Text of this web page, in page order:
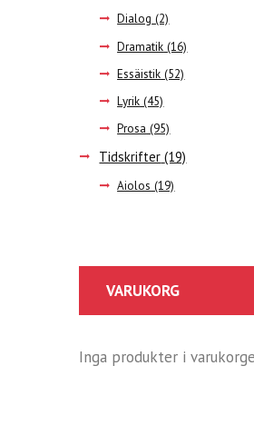
Dialog (2)
Dramatik (16)
Essäistik (52)
Lyrik (45)
Prosa (95)
Tidskrifter (19)
Aiolos (19)
VARUKORG
Inga produkter i